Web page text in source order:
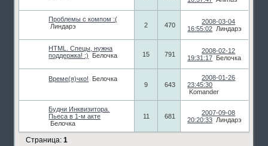
Проблемы с компом :(
Линдарэ
2 470
2008-03-04
16:55:02 Линдарэ
HTML. Спецы, нужна
поддержка! :)
Белочка 15 791
2008-02-12
19:31:17 Белочка
Време(я)чко!
Белочка
9
643
2008-01-26
23:45:30
Komander
Будни Инквизитора.
Пьеса в 1-м акте
Белочка
11 681
2007-09-08
20:20:33 Линдарэ
Страница:1